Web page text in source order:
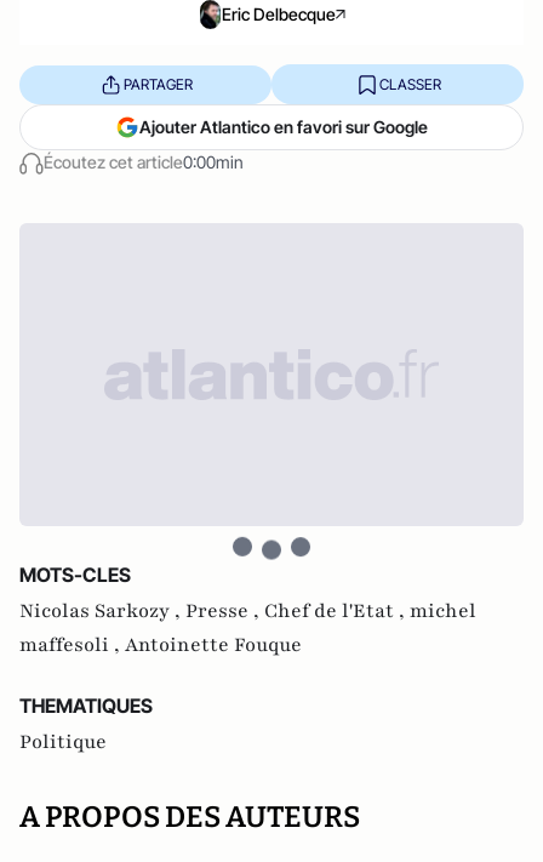
Eric Delbecque
Écoutez cet article0:00min
PARTAGER CLASSER
Ajouter Atlantico en favori sur Google
MOTS-CLES
Nicolas Sarkozy , Presse , Chef de l'Etat , michel
maffesoli , Antoinette Fouque
THEMATIQUES
Politique
A PROPOS DES AUTEURS